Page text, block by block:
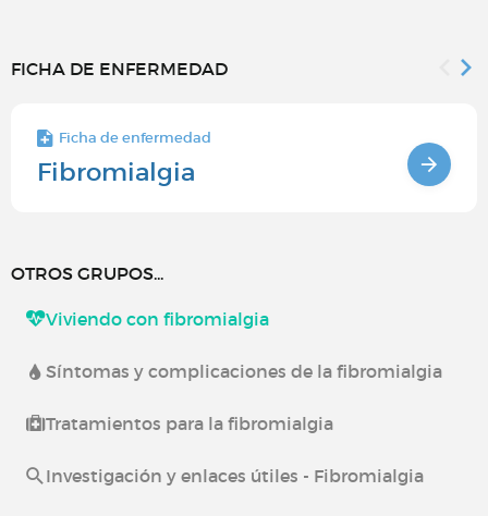
FICHA DE ENFERMEDAD
Ficha de enfermedad
Fibromialgia
OTROS GRUPOS...
Viviendo con fibromialgia
Síntomas y complicaciones de la fibromialgia
Tratamientos para la fibromialgia
Investigación y enlaces útiles - Fibromialgia